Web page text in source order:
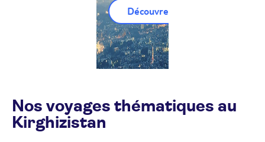
Découvrez nos Circuits
Nos voyages thématiques au
Kirghizistan